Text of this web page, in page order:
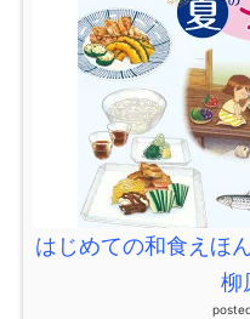
はじめての和食えほ
柳